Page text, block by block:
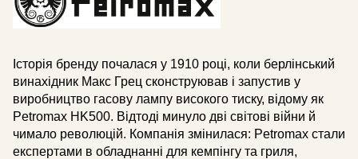
Історія бренду почалася у 1910 році, коли берлінський
винахідник Макс Грец сконструював і запустив у
виробництво гасову лампу високого тиску, відому як
Petromax HK500. Відтоді минуло дві світові війни й
чимало революцій. Компанія змінилася: Petromax стали
експертами в обладнанні для кемпінгу та гриля,